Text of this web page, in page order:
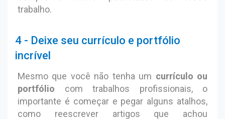
trabalho.
4 - Deixe seu currículo e portfólio
incrível
Mesmo que você não tenha um currículo ou
portfólio com trabalhos profissionais, o
importante é começar e pegar alguns atalhos,
como reescrever artigos que achou